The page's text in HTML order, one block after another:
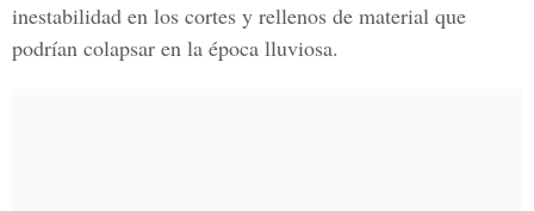
inestabilidad en los cortes y rellenos de material que
podrían colapsar en la época lluviosa.